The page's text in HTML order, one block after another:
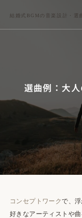
結婚式BGMの音楽設計・
選曲例：大
コンセプトワークで、
好きなアーティストや